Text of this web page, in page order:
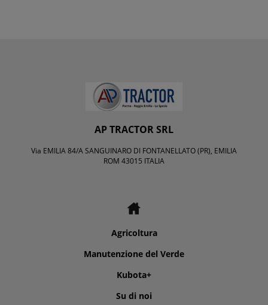
AP TRACTOR SRL
Via EMILIA 84/A SANGUINARO DI FONTANELLATO (PR), EMILIA
ROM 43015 ITALIA
Agricoltura
Manutenzione del Verde
Kubota+
Su di noi